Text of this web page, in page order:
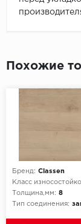
Похожие
Бренд: Classen
Класс
Толщина,мм: 8
Тип соединения: